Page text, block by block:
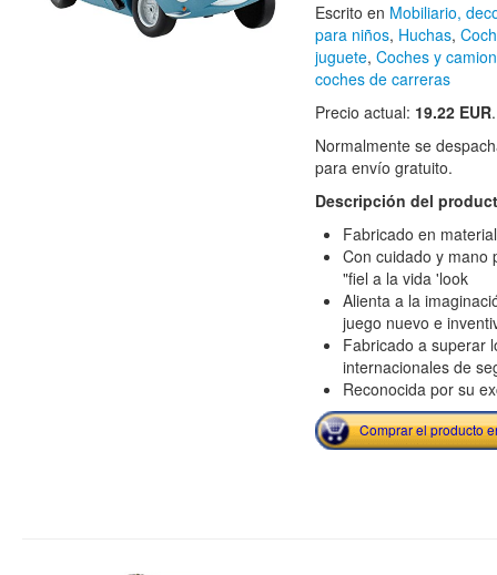
Escrito en Mobiliario,
para niños, Huchas,
juguete, Coches y
coches de carreras
Precio actual: 19.22 EUR.
Normalmente se
para envío gratuito.
Descripción del
Fabricado en
Con cuidado y mano
"fiel a la vida 'look
Alienta a la
juego nuevo e
Fabricado a superar
internacionales de
Reconocida por su
Comprar el producto